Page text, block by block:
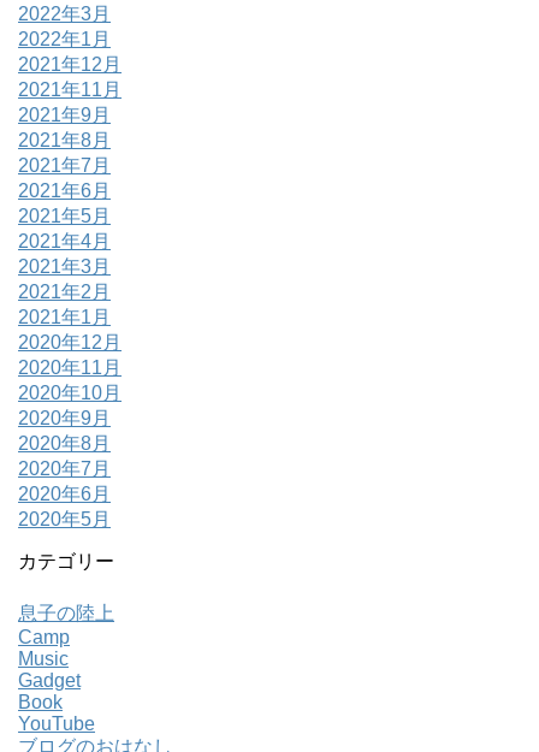
2022年3月
2022年1月
2021年12月
2021年11月
2021年9月
2021年8月
2021年7月
2021年6月
2021年5月
2021年4月
2021年3月
2021年2月
2021年1月
2020年12月
2020年11月
2020年10月
2020年9月
2020年8月
2020年7月
2020年6月
2020年5月
カテゴリー
息子の陸上
Camp
Music
Gadget
Book
YouTube
ブログのおはなし